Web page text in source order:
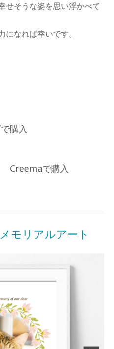
せそうな姿を思い浮かべて
なれば幸いです。
購入
Creemaで購入
品 モリアルアート
on
2022
3
月
日
miki